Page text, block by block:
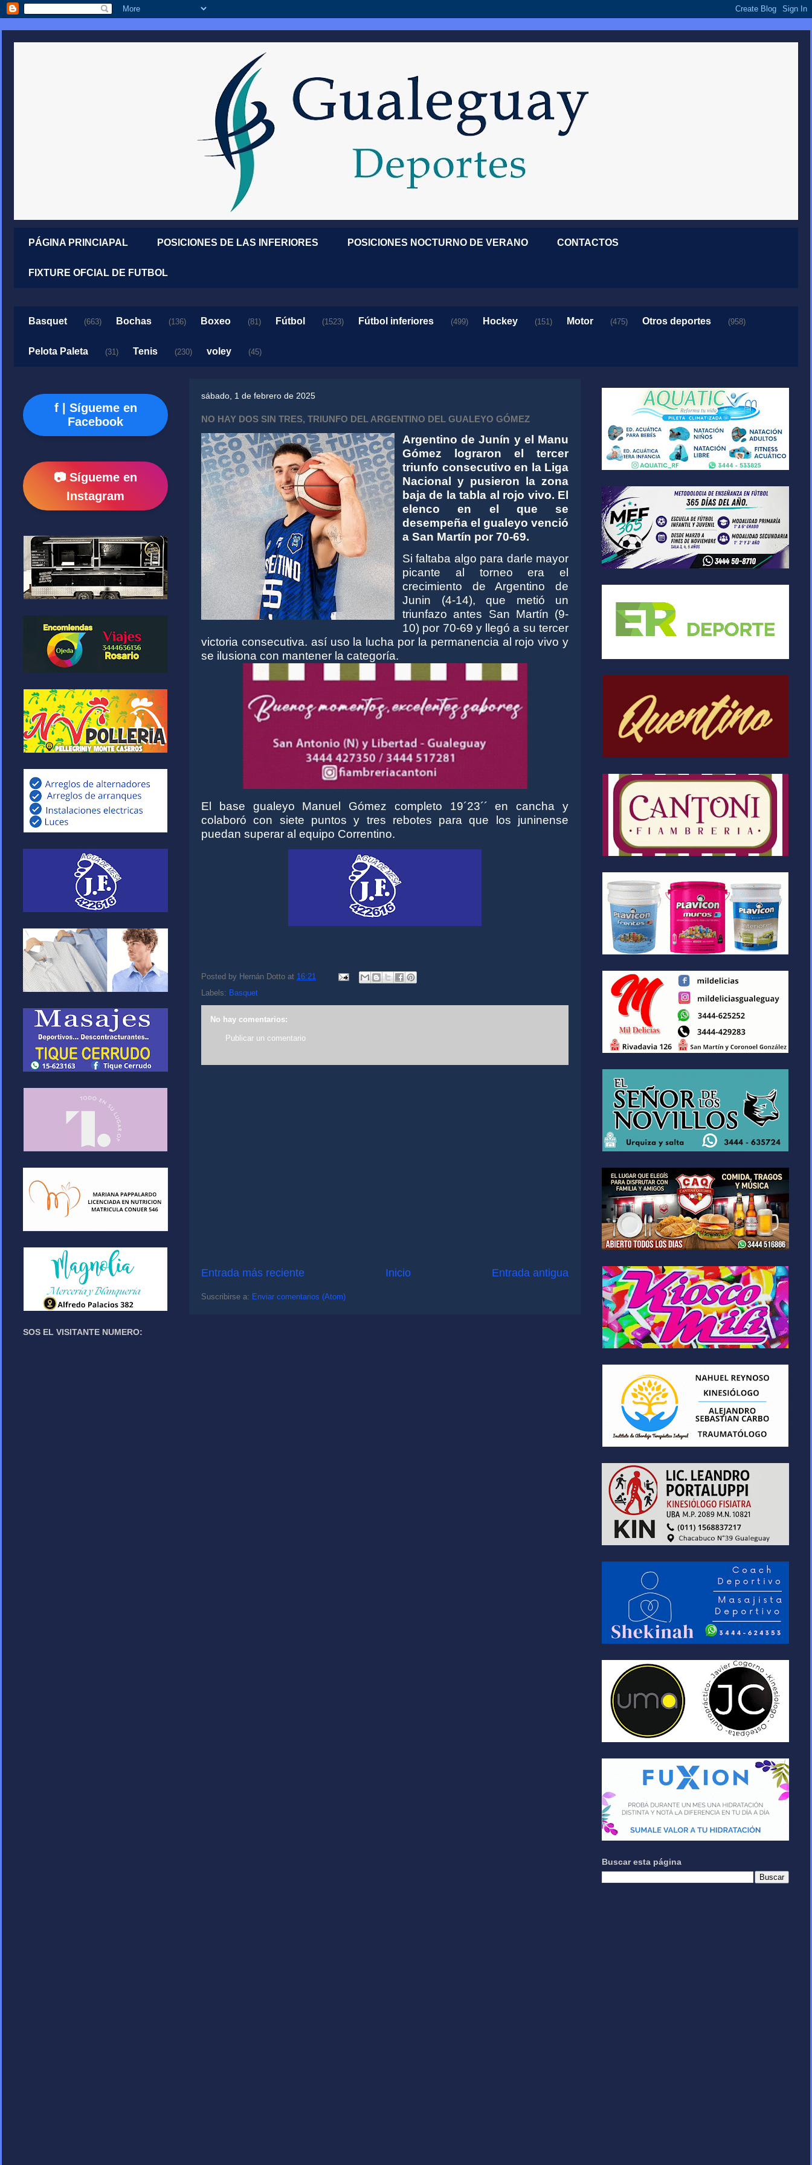
PÁGINA PRINCIAPAL POSICIONES DE LAS INFERIORES POSICIONES NOCTURNO DE VERANO CONTACTOS
FIXTURE OFCIAL DE FUTBOL
Basquet (663) Bochas (136) Boxeo (81) Fútbol (1523) Fútbol inferiores (499) Hockey (151) Motor (475) Otros deportes (958)
Pelota Paleta (31) Tenis (230) voley (45)
sábado, 1 de febrero de 2025
NO HAY DOS SIN TRES, TRIUNFO DEL ARGENTINO DEL GUALEYO GÓMEZ
Argentino de Junín y el Manu
Gómez lograron el tercer
triunfo consecutivo en la Liga
Nacional y pusieron la zona
baja de la tabla al rojo vivo. El
elenco en el que se
desempeña el gualeyo venció
a San Martín por 70-69.
Si faltaba algo para darle mayor
picante al torneo era el
crecimiento de Argentino de
Junin (4-14), que metió un
triunfazo antes San Martín (9-
10) por 70-69 y llegó a su tercer
victoria consecutiva. así uso la lucha por la permanencia al rojo vivo y
se ilusiona con mantener la categoría.
El base gualeyo Manuel Gómez completo 19´23´´ en cancha y
colaboró con siete puntos y tres rebotes para que los juninense
puedan superar al equipo Correntino.
Posted by Hernán Dotto at 16:21
Labels: Basquet
No hay comentarios:
Publicar un comentario
Entrada más reciente Entrada antigua
Inicio
Suscribirse a: Enviar comentarios (Atom)
f | Sígueme en
Facebook
📷 Sígueme en
Instagram
SOS EL VISITANTE NUMERO:
Buscar esta página